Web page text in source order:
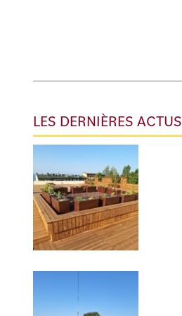
LES DERNIÈRES ACTUS